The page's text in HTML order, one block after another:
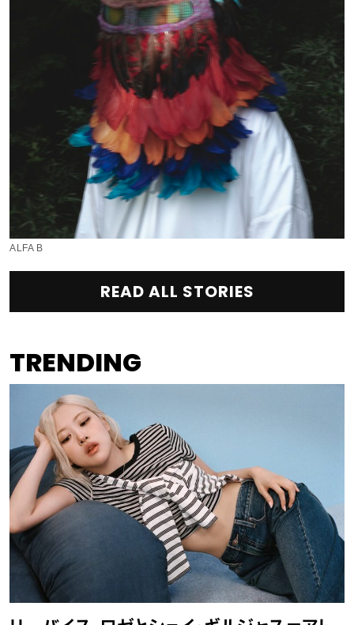
ALFA B
READ ALL STORIES
TRENDING